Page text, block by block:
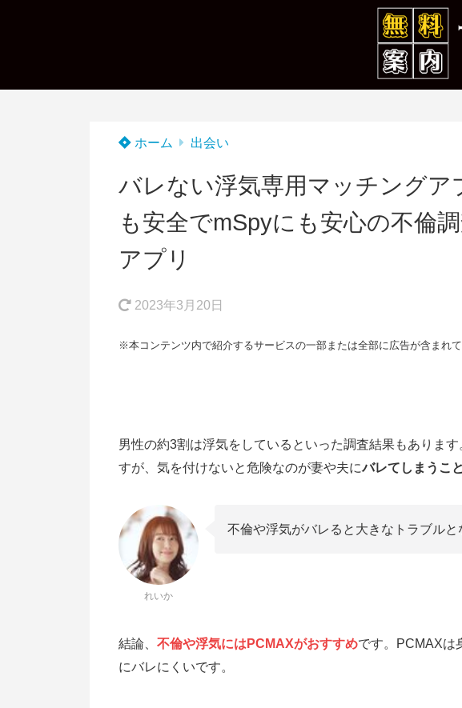
ホーム 出会い
バレない浮気専用マッチングア
も安全でmSpyにも安心の不倫
アプリ
2023年3月20日
※本コンテンツ内で紹介するサービスの一部または全部に広告が含まれて
男性の約3割は浮気をしているといった調査結果もありま
すが、気を付けないと危険なのが妻や夫にバレてしまうこ
れいか
不倫や浮気がバレると大きなトラブルと
結論、 不倫や浮気にはPCMAXがおすすめです。PCMAXは
にバレにくいです。